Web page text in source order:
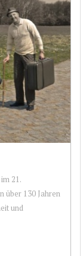
21.
über 130 Jahren
und